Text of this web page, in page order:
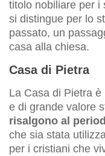
titolo nobiliare per i
si distingue per lo
passato, un
casa alla chiesa.
Casa di Pietra
La Casa di Pietra
e di grande valore
risalgono al
che sia stata
per i cristiani che